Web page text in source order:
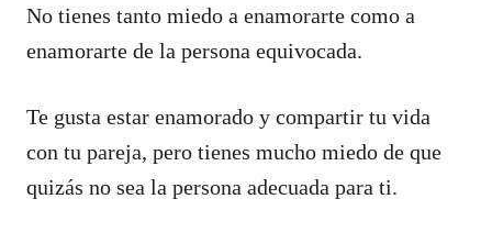
No tienes tanto miedo a enamorarte como a
enamorarte de la persona equivocada.
Te gusta estar enamorado y compartir tu vida
con tu pareja, pero tienes mucho miedo de que
quizás no sea la persona adecuada para ti.